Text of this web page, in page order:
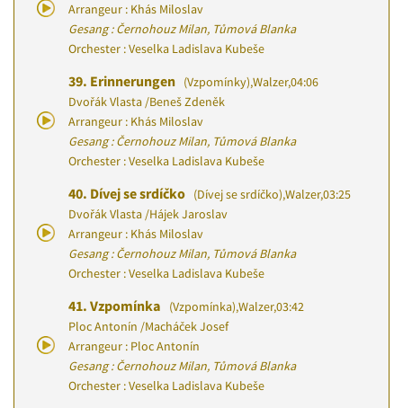
Arrangeur : Khás Miloslav
Gesang : Černohouz Milan, Tůmová Blanka
Orchester : Veselka Ladislava Kubeše
39. Erinnerungen (Vzpomínky),Walzer,04:06
Dvořák Vlasta /Beneš Zdeněk
Arrangeur : Khás Miloslav
Gesang : Černohouz Milan, Tůmová Blanka
Orchester : Veselka Ladislava Kubeše
40. Dívej se srdíčko (Dívej se srdíčko),Walzer,03:25
Dvořák Vlasta /Hájek Jaroslav
Arrangeur : Khás Miloslav
Gesang : Černohouz Milan, Tůmová Blanka
Orchester : Veselka Ladislava Kubeše
41. Vzpomínka (Vzpomínka),Walzer,03:42
Ploc Antonín /Macháček Josef
Arrangeur : Ploc Antonín
Gesang : Černohouz Milan, Tůmová Blanka
Orchester : Veselka Ladislava Kubeše